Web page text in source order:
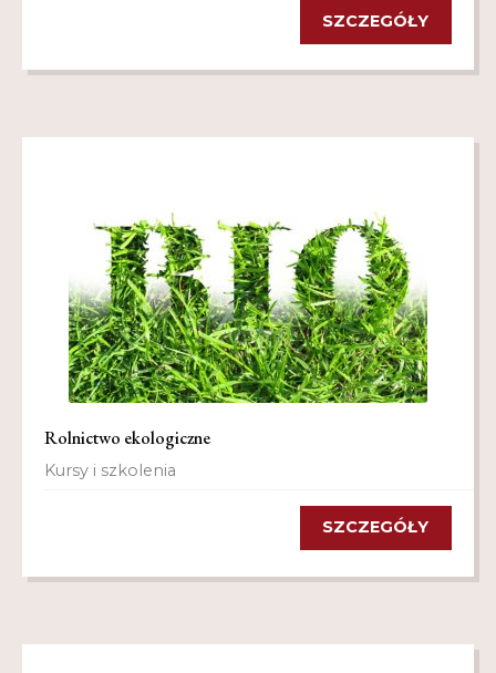
SZCZEGÓŁY
Rolnictwo ekologiczne
Kursy i szkolenia
SZCZEGÓŁY